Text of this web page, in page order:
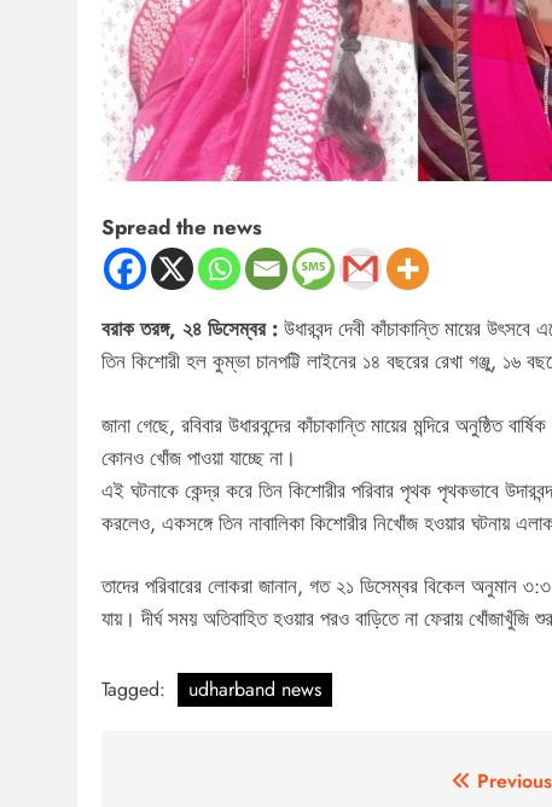
Spread the news
বরাক তরঙ্গ, ২৪ ডিসেম্বর : উধারবন্দ দেবী কাঁচাকান্তি মায়ের
তিন কিশোরী হল কুম্ভা চানপট্টি লাইনের ১৪ বছরের রেখা গঞ্জু, ১৬
জানা গেছে, রবিবার উধারবন্দের কাঁচাকান্তি মায়ের মন্দিরে
কোনও খোঁজ পাওয়া যাচ্ছে না।
এই ঘটনাকে কেন্দ্র করে তিন কিশোরীর পরিবার পৃথক পৃথকভাবে
করলেও, একসঙ্গে তিন নাবালিকা কিশোরীর নিখোঁজ হওয়ার ঘটনায়
তাদের পরিবারের লোকরা জানান, গত ২১ ডিসেম্বর বিকেল অনুমান
যায়। দীর্ঘ সময় অতিবাহিত হওয়ার পরও বাড়িতে না ফেরায়
Tagged: udharband news